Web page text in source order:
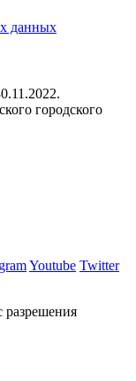
данных
городского
Youtube Twitter
разрешения